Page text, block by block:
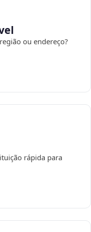
ou endereço?
rápida para